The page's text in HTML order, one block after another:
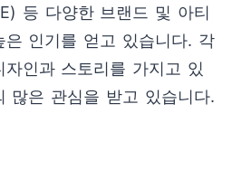
등 다양한 브랜드 및 아티
은 인기를 얻고 있습니다. 각
인과 스토리를 가지고 있
많은 관심을 받고 있습니다.